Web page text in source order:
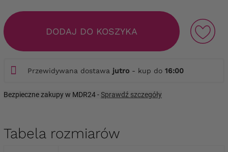
DODAJ DO KOSZYKA
Przewidywana dostawa jutro - kup do 16:00
Bezpieczne zakupy w MDR24 -Sprawdź szczegóły
Tabela rozmiarów